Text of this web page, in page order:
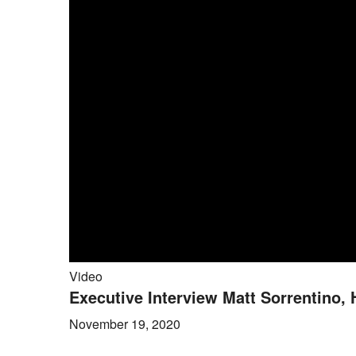
Video
Executive Interview Matt Sorrentino,
November 19, 2020